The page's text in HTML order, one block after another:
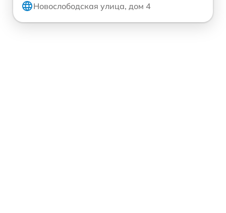
Новослободская улица, дом 4